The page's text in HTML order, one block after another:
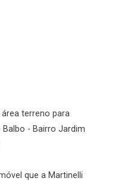
terreno para
- Bairro Jardim
que a Martinelli